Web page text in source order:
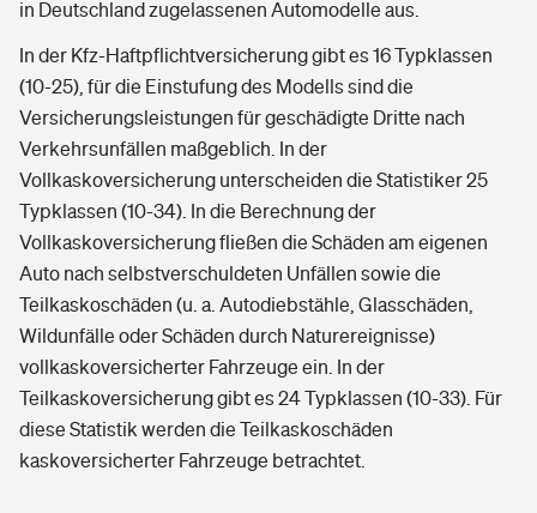
in Deutschland zugelassenen Automodelle aus.
In der Kfz-Haftpflichtversicherung gibt es 16 Typklassen
(10-25), für die Einstufung des Modells sind die
Versicherungsleistungen für geschädigte Dritte nach
Verkehrsunfällen maßgeblich. In der
Vollkaskoversicherung unterscheiden die Statistiker 25
Typklassen (10-34). In die Berechnung der
Vollkaskoversicherung fließen die Schäden am eigenen
Auto nach selbstverschuldeten Unfällen sowie die
Teilkaskoschäden (u. a. Autodiebstähle, Glasschäden,
Wildunfälle oder Schäden durch Naturereignisse)
vollkaskoversicherter Fahrzeuge ein. In der
Teilkaskoversicherung gibt es 24 Typklassen (10-33). Für
diese Statistik werden die Teilkaskoschäden
kaskoversicherter Fahrzeuge betrachtet.